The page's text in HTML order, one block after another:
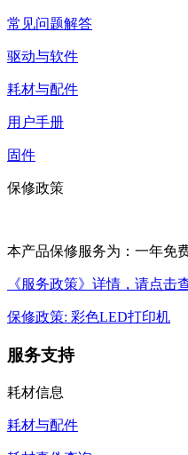
常见问题解答
驱动与软件
耗材与配件
用户手册
固件
保修政策
本产品保修服务为：一年免
《服务政策》详情，请点击
保修政策: 彩色LED打印机
服务支持
耗材信息
耗材与配件